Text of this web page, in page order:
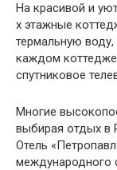
На красивой и
х этажные
термальную
каждом коттедже
спутниковое
Многие
выбирая отдых в
Отель
международного